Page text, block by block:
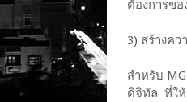
ต้องการข
3) สร้างค
สำหรับ
ดิจิทัล ที่ให้